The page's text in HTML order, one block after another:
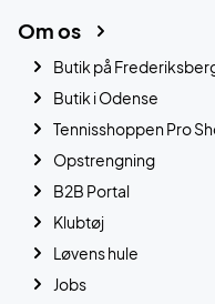
Om os
Butik på
Butik i Odense
Tennisshoppen Pro
Opstrengning
B2B Portal
Klubtøj
Løvens hule
Jobs